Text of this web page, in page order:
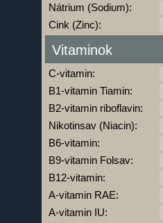
Nátrium (Sodium):
Cink (Zinc):
Vitaminok
C-vitamin:
B1-vitamin Tiamin:
B2-vitamin riboflavin:
Nikotinsav (Niacin):
B6-vitamin:
B9-vitamin Folsav:
B12-vitamin:
A-vitamin RAE:
A-vitamin IU: